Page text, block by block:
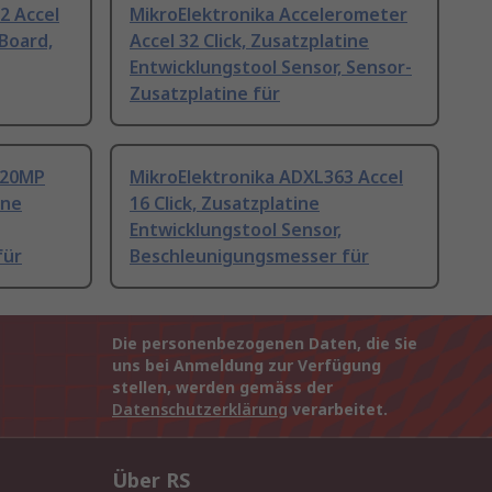
Accel
MikroElektronika Accelerometer
Accel 32 Click, Zusatzplatine
Entwicklungstool Sensor, Sensor-
Zusatzplatine für
MikroElektronika ADXL363 Accel
16 Click, Zusatzplatine
Entwicklungstool Sensor,
Beschleunigungsmesser für
Die personenbezogenen Daten, die Sie
uns bei Anmeldung zur Verfügung
stellen, werden gemäss der
Datenschutzerklärung verarbeitet.
Über RS